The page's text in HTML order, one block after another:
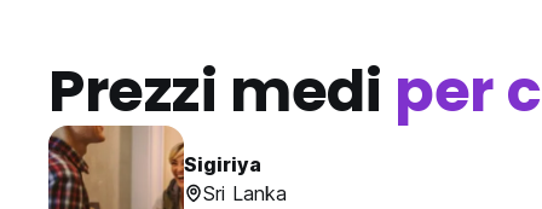
Prezzi medi per
Sigiriya
Sri Lanka